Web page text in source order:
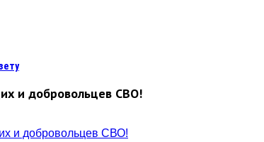
и добровольцев СВО!